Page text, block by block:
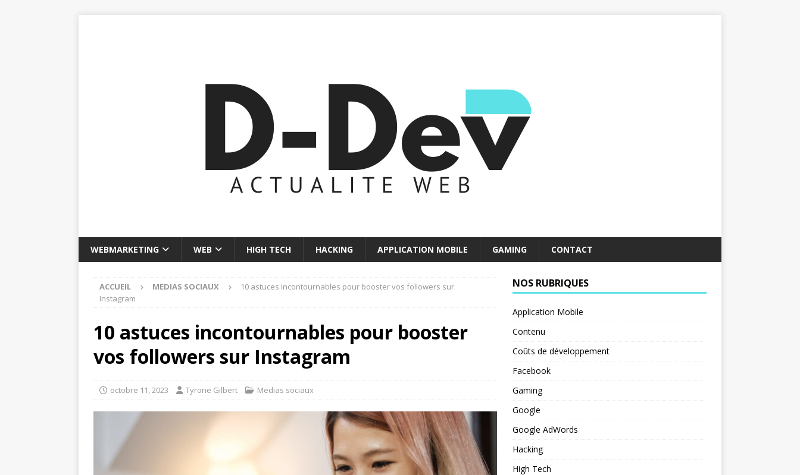
WEBMARKETING WEB HIGH TECH HACKING APPLICATION MOBILE GAMING CONTACT
ACCUEIL MEDIAS SOCIAUX
10 astuces incontournables pour booster vos followers sur
Instagram
10 astuces incontournables pour booster
vos followers sur Instagram
octobre 11, 2023 Tyrone Gilbert Medias sociaux
NOS RUBRIQUES
Application Mobile
Contenu
Coûts de développement
Facebook
Gaming
Google
Google AdWords
Hacking
High Tech